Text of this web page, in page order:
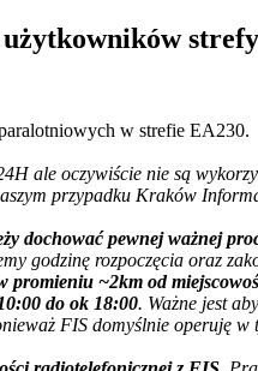
w strefie EA230.
ale oczywiście nie są
przypadku Kraków
dochować pewnej ważnej
godzinę rozpoczęcia oraz
promieniu ~2km od
do ok 18:00. Ważne jest
FIS domyślnie operuję w